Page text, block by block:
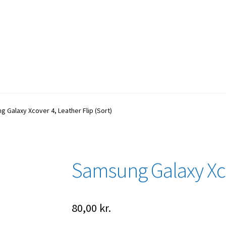
Galaxy Xcover 4, Leather Flip (Sort)
Samsung Galaxy
80,00 kr.